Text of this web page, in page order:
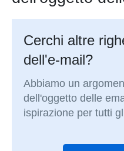
Cerchi altre
dell'e-mail?
Abbiamo un
dell'oggetto delle
ispirazione per tutti